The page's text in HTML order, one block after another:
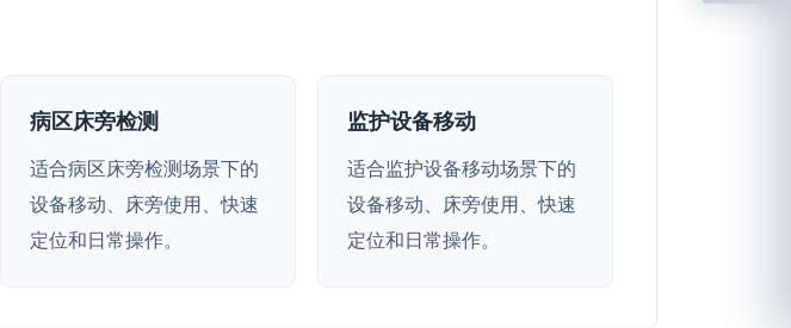
病区床旁检测
适合病区床旁检测场景下的
设备移动、床旁使用、快速
定位和日常操作。
监护设备移动
适合监护设备移动场景下的
设备移动、床旁使用、快速
定位和日常操作。